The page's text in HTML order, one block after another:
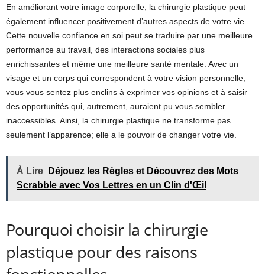
En améliorant votre image corporelle, la chirurgie plastique peut
également influencer positivement d’autres aspects de votre vie.
Cette nouvelle confiance en soi peut se traduire par une meilleure
performance au travail, des interactions sociales plus
enrichissantes et même une meilleure santé mentale. Avec un
visage et un corps qui correspondent à votre vision personnelle,
vous vous sentez plus enclins à exprimer vos opinions et à saisir
des opportunités qui, autrement, auraient pu vous sembler
inaccessibles. Ainsi, la chirurgie plastique ne transforme pas
seulement l’apparence; elle a le pouvoir de changer votre vie.
À Lire
Déjouez les Règles et Découvrez des Mots
Scrabble avec Vos Lettres en un Clin d'Œil
Pourquoi choisir la chirurgie
plastique pour des raisons